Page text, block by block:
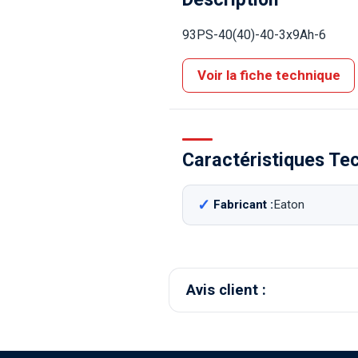
93PS-40(40)-40-3x9Ah-6
Voir la fiche technique
Caractéristiques
Fabricant :Eaton
Avis client :